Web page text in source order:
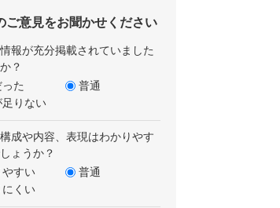
ご意見をお聞かせください
報が充分掲載されていました
？
た
普通
りない
成や内容、表現はわかりやす
ょうか？
すい
普通
くい